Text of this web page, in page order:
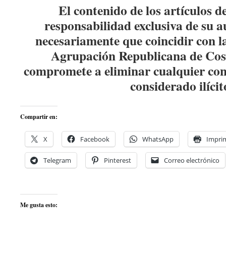
El contenido de los artículos
responsabilidad exclusiva de su
necesariamente que coincidir con
Agrupación Republicana de
compromete a eliminar cualquier
considerado
Compartir en:
X Facebook WhatsApp
Telegram Pinterest Correo electrónico
Me gusta esto: